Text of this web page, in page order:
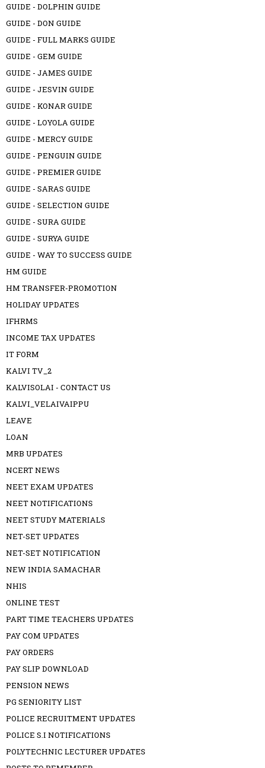
GUIDE - DOLPHIN GUIDE
GUIDE - DON GUIDE
GUIDE - FULL MARKS GUIDE
GUIDE - GEM GUIDE
GUIDE - JAMES GUIDE
GUIDE - JESVIN GUIDE
GUIDE - KONAR GUIDE
GUIDE - LOYOLA GUIDE
GUIDE - MERCY GUIDE
GUIDE - PENGUIN GUIDE
GUIDE - PREMIER GUIDE
GUIDE - SARAS GUIDE
GUIDE - SELECTION GUIDE
GUIDE - SURA GUIDE
GUIDE - SURYA GUIDE
GUIDE - WAY TO SUCCESS GUIDE
HM GUIDE
HM TRANSFER-PROMOTION
HOLIDAY UPDATES
IFHRMS
INCOME TAX UPDATES
IT FORM
KALVI TV_2
KALVISOLAI - CONTACT US
KALVI_VELAIVAIPPU
LEAVE
LOAN
MRB UPDATES
NCERT NEWS
NEET EXAM UPDATES
NEET NOTIFICATIONS
NEET STUDY MATERIALS
NET-SET UPDATES
NET-SET NOTIFICATION
NEW INDIA SAMACHAR
NHIS
ONLINE TEST
PART TIME TEACHERS UPDATES
PAY COM UPDATES
PAY ORDERS
PAY SLIP DOWNLOAD
PENSION NEWS
PG SENIORITY LIST
POLICE RECRUITMENT UPDATES
POLICE S.I NOTIFICATIONS
POLYTECHNIC LECTURER UPDATES